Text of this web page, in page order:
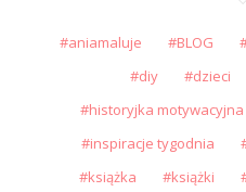
aniamaluje BLOG
diy
dzieci
historyjka motywacyjna
inspiracje tygodnia
książka
książki